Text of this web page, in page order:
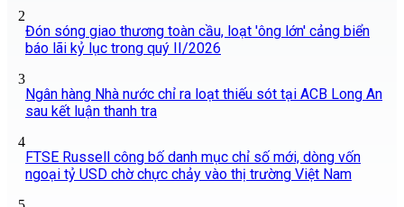
2
Đón sóng giao thương toàn cầu, loạt 'ông lớn' cảng biển
báo lãi kỷ lục trong quý II/2026
3
Ngân hàng Nhà nước chỉ ra loạt thiếu sót tại ACB Long An
sau kết luận thanh tra
4
FTSE Russell công bố danh mục chỉ số mới, dòng vốn
ngoại tỷ USD chờ chực chảy vào thị trường Việt Nam